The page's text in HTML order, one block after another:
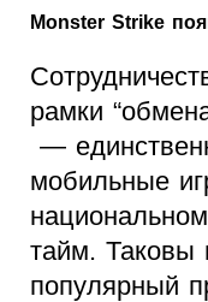
Monster Strike
рамки
—
мобильные
тайм. Таковы
популярный